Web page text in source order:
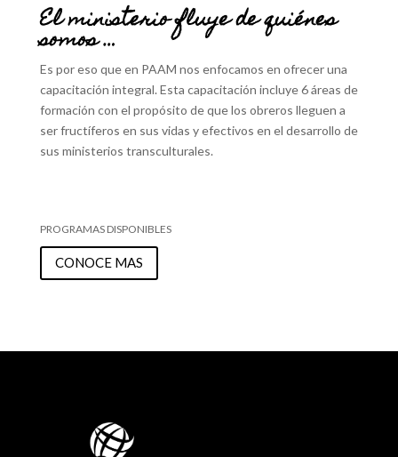
El ministerio fluye de quiénes
somos …
Es por eso que en PAAM nos enfocamos en ofrecer una
capacitación integral. Esta capacitación incluye 6 áreas de
formación con el propósito de que los obreros lleguen a
ser fructíferos en sus vidas y efectivos en el desarrollo de
sus ministerios transculturales.
PROGRAMAS DISPONIBLES
CONOCE MAS